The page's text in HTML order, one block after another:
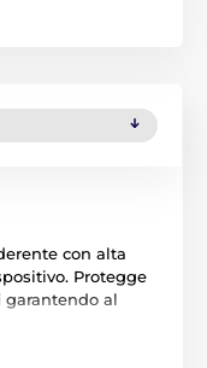
con alta
Protegge
al